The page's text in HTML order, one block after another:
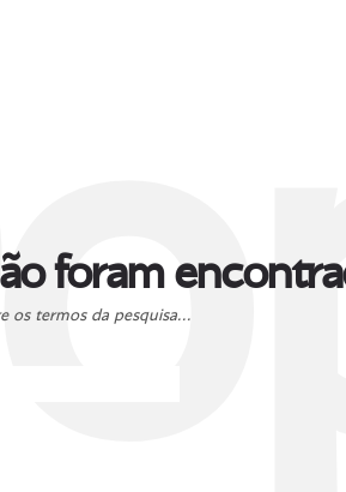
foram
os termos da pesquisa...